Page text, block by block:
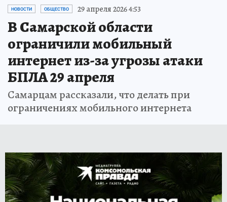
НОВОСТИ ОБЩЕСТВО 29 апреля 2026 4:53
В Самарской области
ограничили мобильный
интернет из-за угрозы атаки
БПЛА 29 апреля
Самарцам рассказали, что делать при
ограничениях мобильного интернета